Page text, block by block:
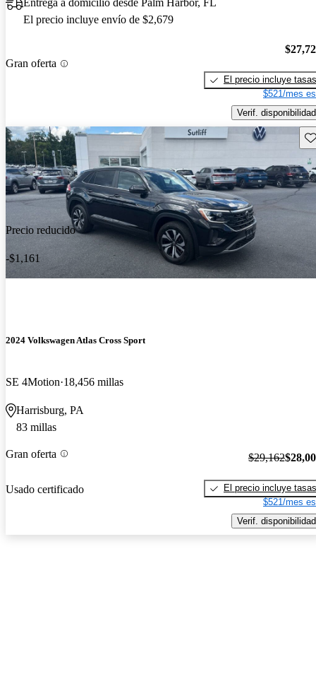
El precio incluye envío de $2,679
Gran oferta
El precio incluye tasas
$521/mes
Verif. disponibilidad
Precio reducido
-$1,161
2024 Volkswagen Atlas Cross Sport
SE 4Motion 18,456 millas
Harrisburg, PA
83 millas
Gran oferta
Usado certificado
$29,162
El precio incluye tasas
$521/mes
Verif. disponibilidad